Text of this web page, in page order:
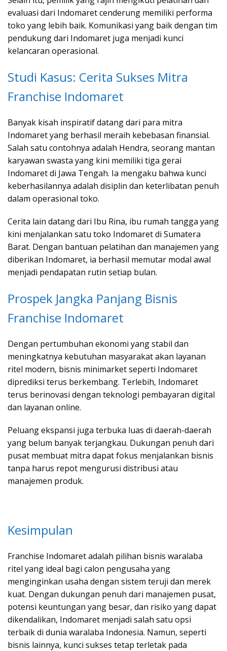
evaluasi dari Indomaret cenderung memiliki performa
toko yang lebih baik. Komunikasi yang baik dengan tim
pendukung dari Indomaret juga menjadi kunci
kelancaran operasional.
Studi Kasus: Cerita Sukses Mitra
Franchise Indomaret
Banyak kisah inspiratif datang dari para mitra
Indomaret yang berhasil meraih kebebasan finansial.
Salah satu contohnya adalah Hendra, seorang mantan
karyawan swasta yang kini memiliki tiga gerai
Indomaret di Jawa Tengah. Ia mengaku bahwa kunci
keberhasilannya adalah disiplin dan keterlibatan penuh
dalam operasional toko.
Cerita lain datang dari Ibu Rina, ibu rumah tangga yang
kini menjalankan satu toko Indomaret di Sumatera
Barat. Dengan bantuan pelatihan dan manajemen yang
diberikan Indomaret, ia berhasil memutar modal awal
menjadi pendapatan rutin setiap bulan.
Prospek Jangka Panjang Bisnis
Franchise Indomaret
Dengan pertumbuhan ekonomi yang stabil dan
meningkatnya kebutuhan masyarakat akan layanan
ritel modern, bisnis minimarket seperti Indomaret
diprediksi terus berkembang. Terlebih, Indomaret
terus berinovasi dengan teknologi pembayaran digital
dan layanan online.
Peluang ekspansi juga terbuka luas di daerah-daerah
yang belum banyak terjangkau. Dukungan penuh dari
pusat membuat mitra dapat fokus menjalankan bisnis
tanpa harus repot mengurusi distribusi atau
manajemen produk.
Kesimpulan
Franchise Indomaret adalah pilihan bisnis waralaba
ritel yang ideal bagi calon pengusaha yang
menginginkan usaha dengan sistem teruji dan merek
kuat. Dengan dukungan penuh dari manajemen pusat,
potensi keuntungan yang besar, dan risiko yang dapat
dikendalikan, Indomaret menjadi salah satu opsi
terbaik di dunia waralaba Indonesia. Namun, seperti
bisnis lainnya, kunci sukses tetap terletak pada